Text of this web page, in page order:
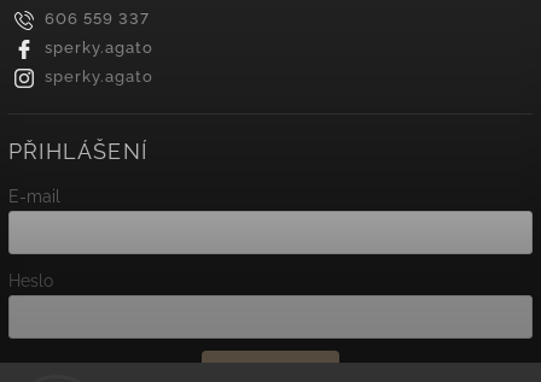
606 559 337
sperky.agato
sperky.agato
PŘIHLÁŠENÍ
E-mail
Heslo